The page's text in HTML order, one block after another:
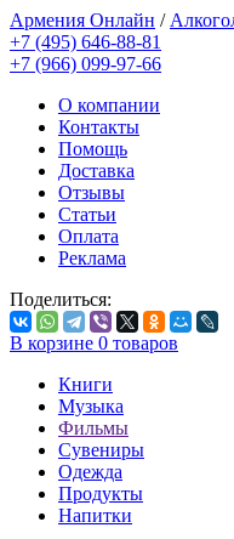
Армения Онлайн /
+7 (495) 646-88-81
+7 (966) 099-97-66
О компании
Контакты
Помощь
Доставка
Отзывы
Статьи
Оплата
Реклама
Поделиться:
В корзине 0 товаров
Книги
Музыка
Фильмы
Сувениры
Одежда
Продукты
Напитки